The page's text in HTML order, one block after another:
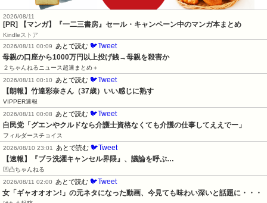
2026/08/11
[PR] 【マンガ】『一二三書房』セール・キャンペーン中のマンガ本まとめ
Kindleストア
2026/08/11 00:09
あとで読む 🐦Tweet
母親の口座から1000万円以上投げ銭→母親を殺害か
２ちゃんねるニュース超速まとめ＋
2026/08/11 00:10
あとで読む 🐦Tweet
【朗報】竹達彩奈さん（37歳）いい感じに熟す
VIPPER速報
2026/08/11 00:08
あとで読む 🐦Tweet
自民党「グエンやクルドなら介護士資格なくても介護の仕事してええでー」
フィルダースチョイス
2026/08/10 23:01
あとで読む 🐦Tweet
【速報】『ブラ洗濯キャンセル界隈』、議論を呼ぶ…
凹凸ちゃんねる
2026/08/11 02:00
あとで読む 🐦Tweet
女「ギャオオオン!」の元ネタになった動画、今見ても味わい深いと話題に・・・